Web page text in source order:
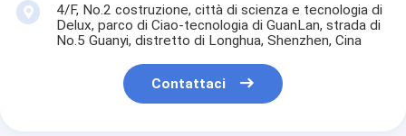
4/F, No.2 costruzione, città di scienza e tecnologia di
Delux, parco di Ciao-tecnologia di GuanLan, strada di
No.5 Guanyi, distretto di Longhua, Shenzhen, Cina
Contattaci